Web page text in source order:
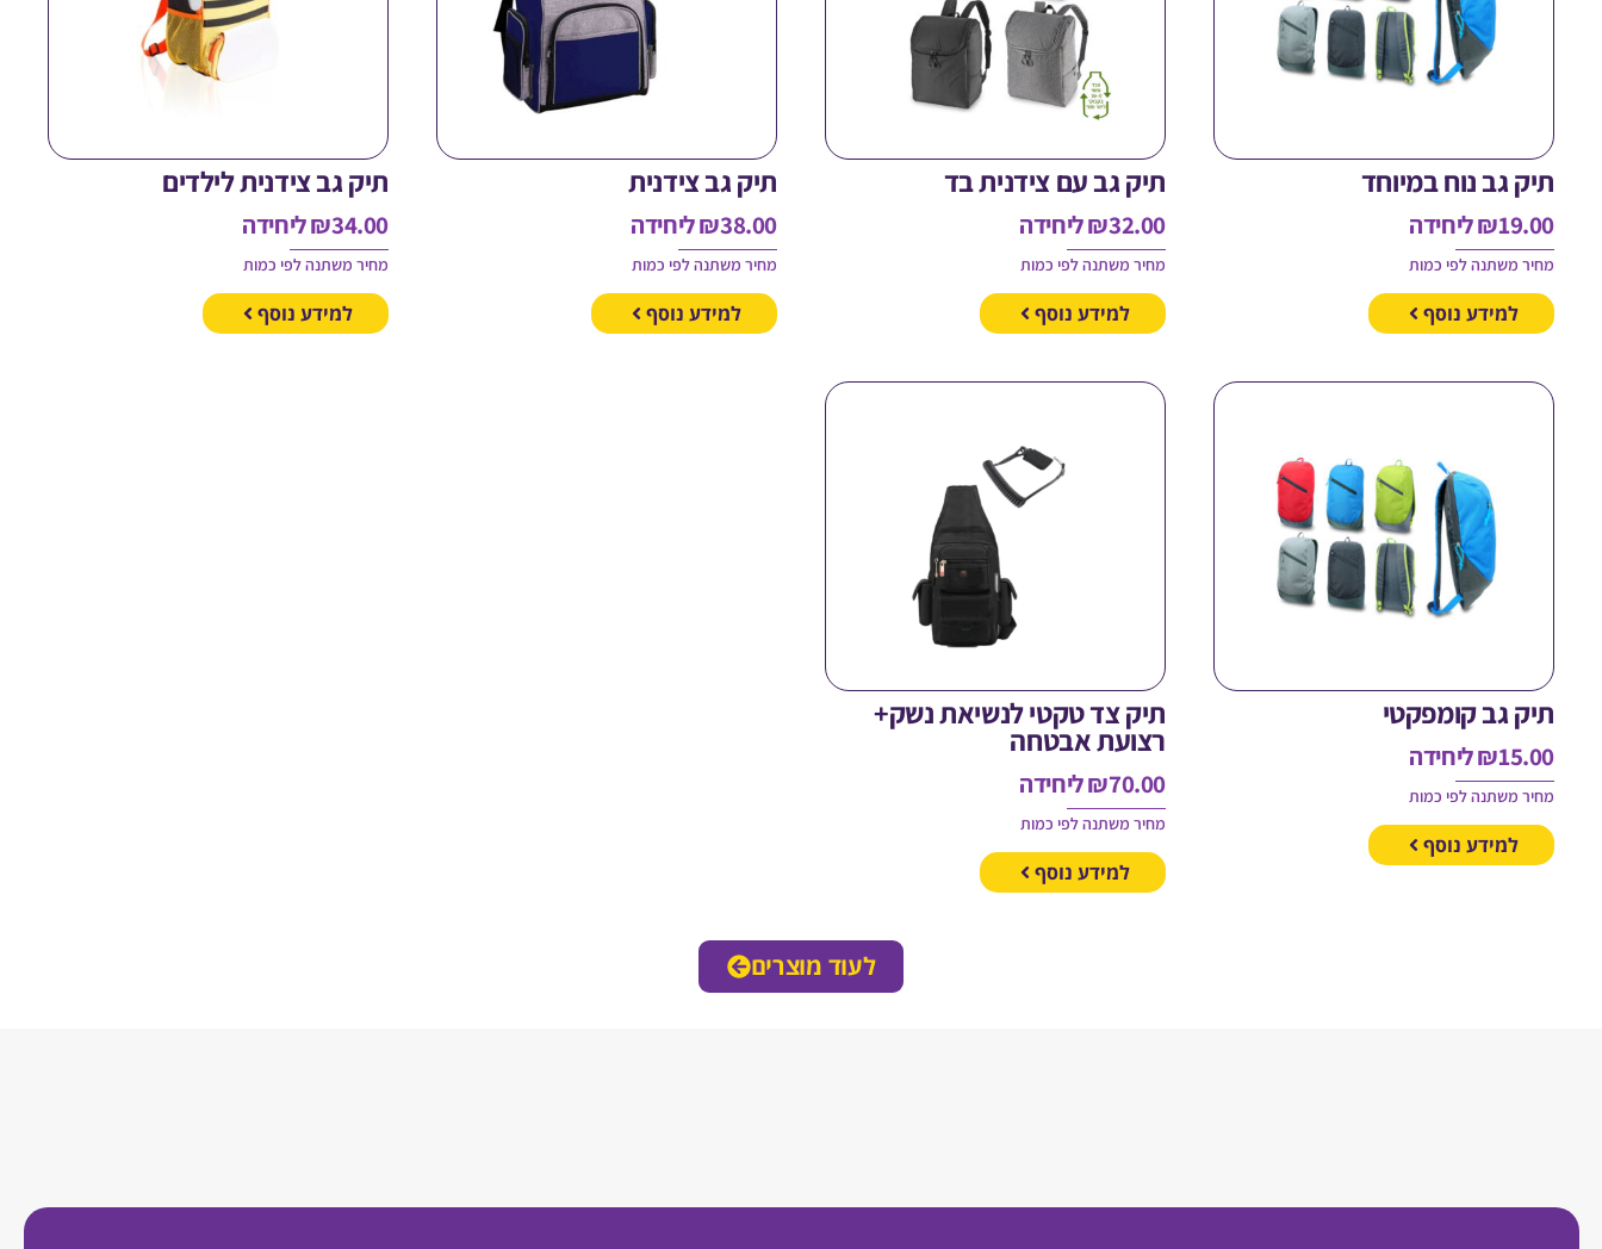
תיק גב נוח במיוחד
₪19.00 ליחידה
מחיר משתנה לפי כמות
למידע נוסף
תיק גב עם צידנית בד
₪32.00 ליחידה
מחיר משתנה לפי כמות
למידע נוסף
תיק גב צידנית
₪38.00 ליחידה
מחיר משתנה לפי כמות
למידע נוסף
תיק גב צידנית לילדים
₪34.00 ליחידה
מחיר משתנה לפי כמות
למידע נוסף
תיק גב קומפקטי
₪15.00 ליחידה
מחיר משתנה לפי כמות
למידע נוסף
תיק צד טקטי לנשיאת נשק+
רצועת אבטחה
₪70.00 ליחידה
מחיר משתנה לפי כמות
למידע נוסף
לעוד מוצרים